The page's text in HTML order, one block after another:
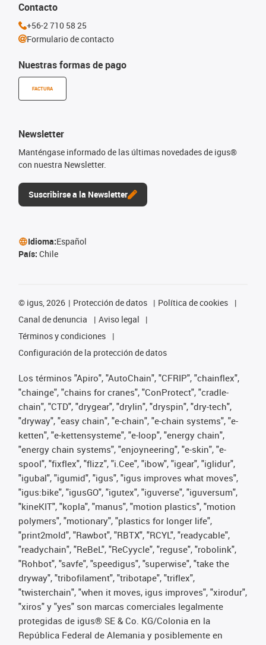
Nuestras formas de pago
FACTURA
Newsletter
Manténgase informado de las últimas novedades de igus®
con nuestra Newsletter.
Suscribirse a la Newsletter
Contacto
+56-2 710 58 25
Formulario de contacto
Idioma:Español
País: Chile
© igus, 2026 Protección de datos
Política de cookies
Canal de denuncia
Aviso legal
Términos y condiciones
Configuración de la protección de datos
Los términos "Apiro", "AutoChain", "CFRIP", "chainflex",
"chainge", "chains for cranes", "ConProtect", "cradle-
chain", "CTD", "drygear", "drylin", "dryspin", "dry-tech",
"dryway", "easy chain", "e-chain", "e-chain systems", "e-
ketten", "e-kettensysteme", "e-loop", "energy chain",
"energy chain systems", "enjoyneering", "e-skin", "e-
spool", "fixflex", "flizz", "i.Cee", "ibow", "igear", "iglidur",
"igubal", "igumid", "igus", "igus improves what moves",
"igus:bike", "igusGO", "igutex", "iguverse", "iguversum",
"kineKIT", "kopla", "manus", "motion plastics", "motion
polymers", "motionary", "plastics for longer life",
"print2mold", "Rawbot", "RBTX", "RCYL", "readycable",
"readychain", "ReBeL", "ReCyycle", "reguse", "robolink",
"Rohbot", "savfe", "speedigus", "superwise", "take the
dryway", "tribofilament", "tribotape", "triflex",
"twisterchain", "when it moves, igus improves", "xirodur",
"xiros" y "yes" son marcas comerciales legalmente
protegidas de igus® SE & Co. KG/Colonia en la
República Federal de Alemania y posiblemente en